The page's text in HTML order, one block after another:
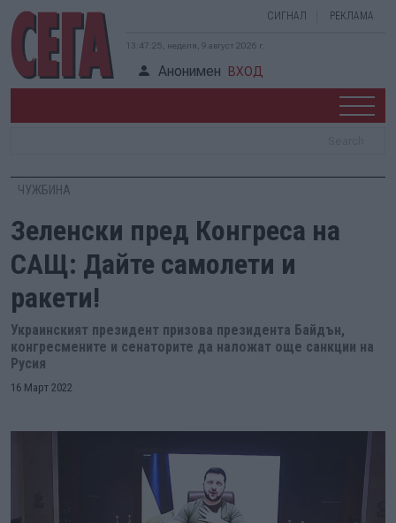
СИГНАЛ РЕКЛАМА
13:47:26, неделя, 9 август 2026 г.
Анонимен ВХОД
ЧУЖБИНА
Зеленски пред Конгреса на
САЩ: Дайте самолети и
ракети!
Украинският президент призова президента Байдън,
конгресмените и сенаторите да наложат още санкции на
Русия
16 Март 2022